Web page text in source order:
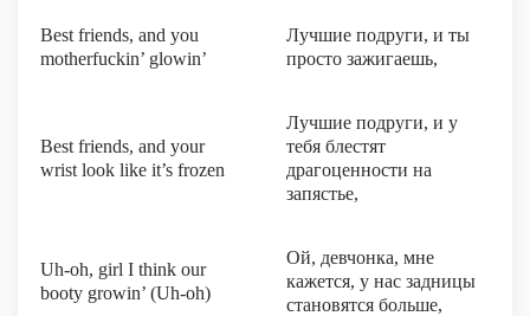
Best friends, and you
motherfuckin’ glowin’
Лучшие подруги, и ты
просто зажигаешь,
Best friends, and your
wrist look like it’s frozen
Лучшие подруги, и у
тебя блестят
драгоценности на
запястье,
Uh-oh, girl I think our
booty growin’ (Uh-oh)
Ой, девчонка, мне
кажется, у нас задницы
становятся больше,